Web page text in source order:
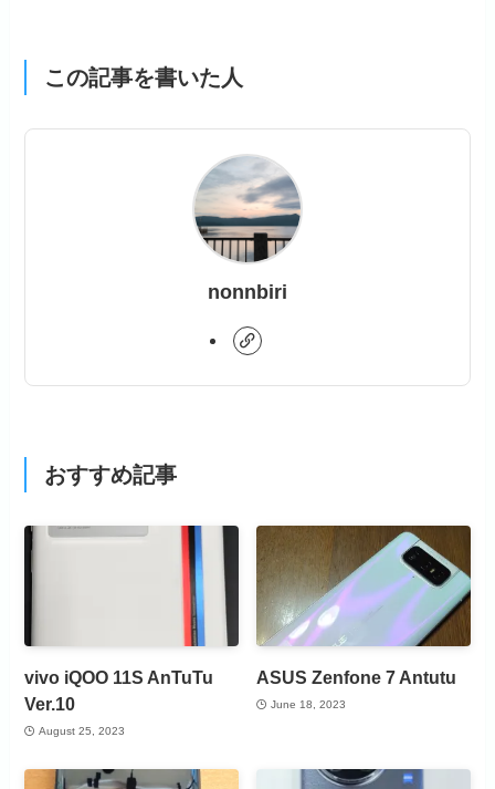
この記事を書いた人
nonnbiri
おすすめ記事
vivo iQOO 11S AnTuTu
Ver.10
August 25, 2023
ASUS Zenfone 7 Antutu
June 18, 2023